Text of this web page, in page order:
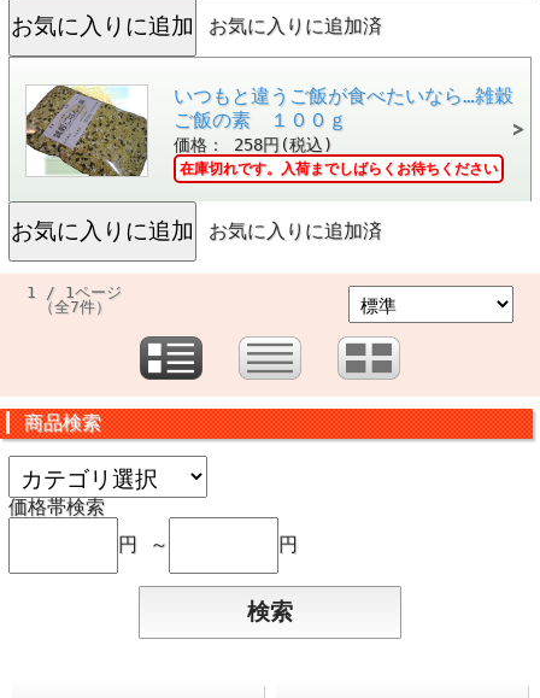
お気に入りに追加済
いつもと違うご飯が食べたいなら…雑穀
ご飯の素 １００ｇ
価格： 258円(税込)
在庫切れです。入荷までしばらくお待ちください
お気に入りに追加済
1 / 1ページ
（全7件）
商品検索
価格帯検索
円 ～
円